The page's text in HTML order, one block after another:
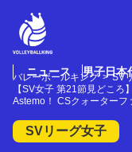
ニュース 男子日本
バレーボールキング SV
【SV女子 第21節見どこ
Astemo！ CSクォーターフ
SVリーグ女子